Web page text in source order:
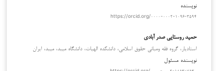
نویسنده
https://orcid.org/۰۰۰۰-۰۰۰۲-۱۰۹۶-۳۵۹۴
حمید روستایی صدر آبادی
استادیار، گروه فقه ومبانی حقوق اسلامی، دانشکده الهیات، دانشگاه میبد، میبد، ایران
نویسنده مسئول